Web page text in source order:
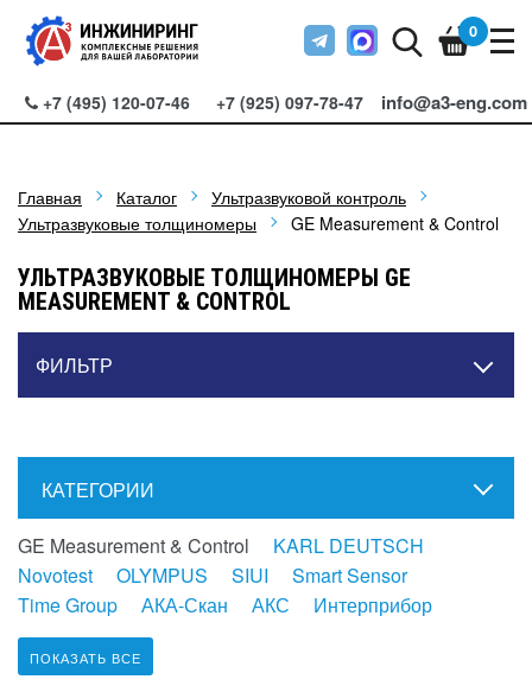
+7 (495) 120-07-46 +7 (925) 097-78-47 info@a3-eng.com
0
Главная Каталог
Ультразвуковой контроль
Ультразвуковые толщиномеры
GE Measurement & Control
УЛЬТРАЗВУКОВЫЕ ТОЛЩИНОМЕРЫ GE
MEASUREMENT & CONTROL
ФИЛЬТР
КАТЕГОРИИ
GE Measurement & Control
KARL DEUTSCH
Novotest
OLYMPUS SIUI
Smart Sensor
Time Group
АКА-Скан АКС Интерприбор
ПОКАЗАТЬ ВСЕ